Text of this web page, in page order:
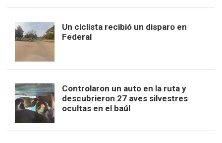
Un ciclista recibió un disparo en
Federal
Controlaron un auto en la ruta y
descubrieron 27 aves silvestres
ocultas en el baúl